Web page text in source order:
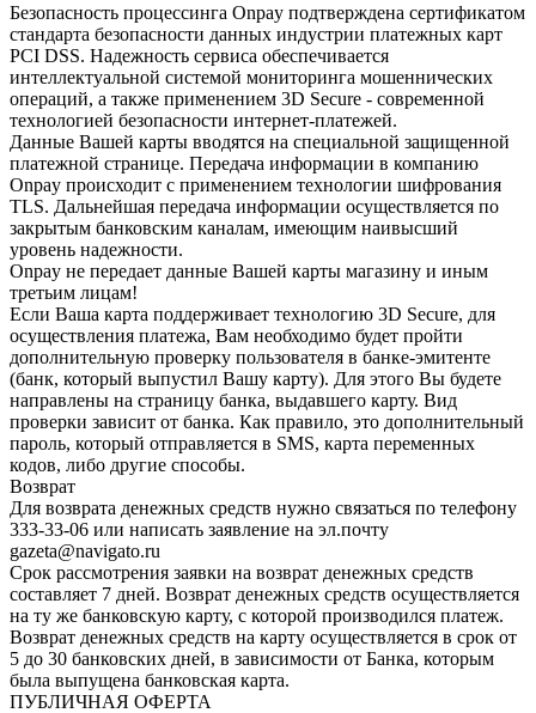
Безопасность процессинга Onpay подтверждена сертификатом
стандарта безопасности данных индустрии платежных карт
PCI DSS. Надежность сервиса обеспечивается
интеллектуальной системой мониторинга мошеннических
операций, а также применением 3D Secure - современной
технологией безопасности интернет-платежей.
Данные Вашей карты вводятся на специальной защищенной
платежной странице. Передача информации в компанию
Onpay происходит с применением технологии шифрования
TLS. Дальнейшая передача информации осуществляется по
закрытым банковским каналам, имеющим наивысший
уровень надежности.
Onpay не передает данные Вашей карты магазину и иным
третьим лицам!
Если Ваша карта поддерживает технологию 3D Secure, для
осуществления платежа, Вам необходимо будет пройти
дополнительную проверку пользователя в банке-эмитенте
(банк, который выпустил Вашу карту). Для этого Вы будете
направлены на страницу банка, выдавшего карту. Вид
проверки зависит от банка. Как правило, это дополнительный
пароль, который отправляется в SMS, карта переменных
кодов, либо другие способы.
Возврат
Для возврата денежных средств нужно связаться по телефону
333-33-06 или написать заявление на эл.почту
gazeta@navigato.ru
Срок рассмотрения заявки на возврат денежных средств
составляет 7 дней. Возврат денежных средств осуществляется
на ту же банковскую карту, с которой производился платеж.
Возврат денежных средств на карту осуществляется в срок от
5 до 30 банковских дней, в зависимости от Банка, которым
была выпущена банковская карта.
ПУБЛИЧНАЯ ОФЕРТА